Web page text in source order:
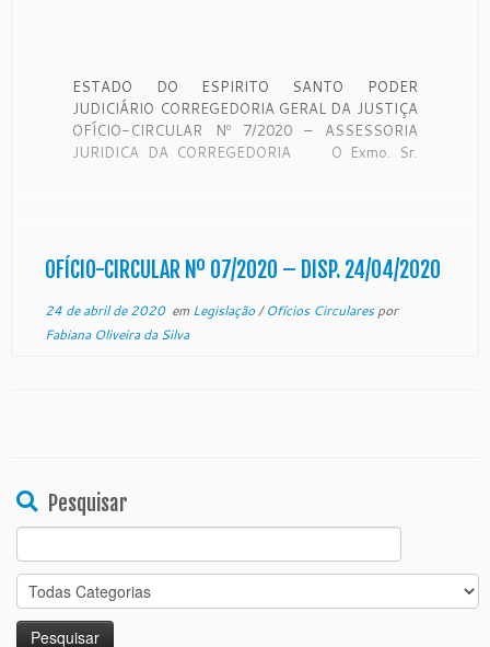
ESTADO DO ESPIRITO SANTO PODER
JUDICIÁRIO CORREGEDORIA GERAL DA JUSTIÇA
OFÍCIO-CIRCULAR Nº 7/2020 – ASSESSORIA
JURIDICA DA CORREGEDORIA O Exmo. Sr.
da Justiça é órgão de fiscalização, disciplinar e […]
OFÍCIO-CIRCULAR Nº 07/2020 – DISP. 24/04/2020
24 de abril de 2020em Legislação/Ofícios Circularespor
Fabiana Oliveira da Silva
Pesquisar
for: